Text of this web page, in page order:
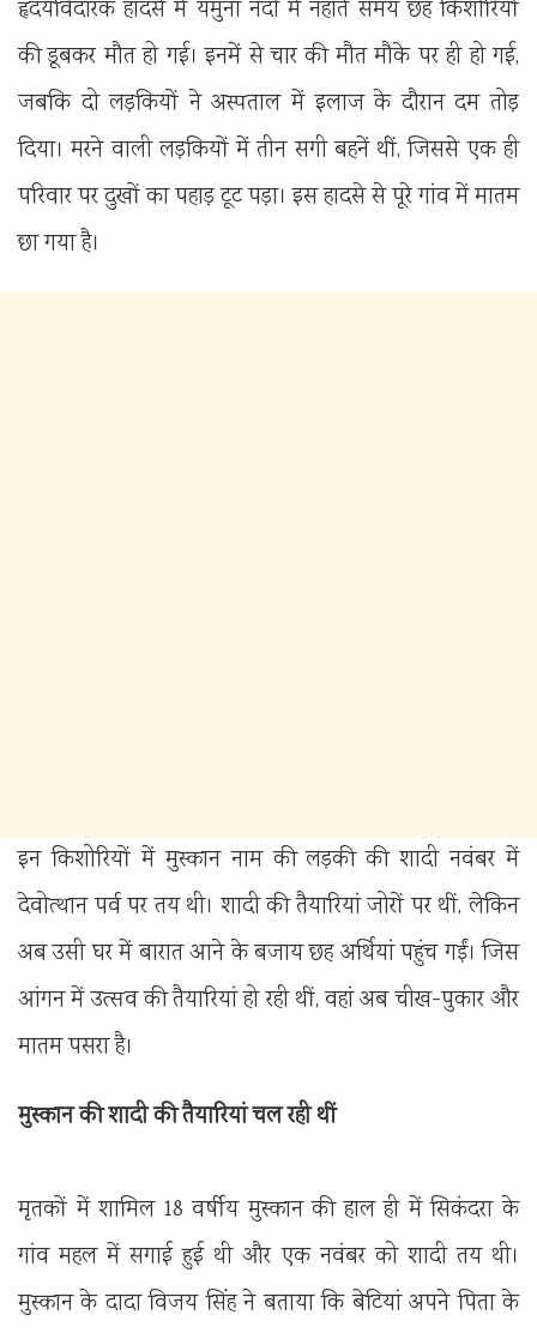
हृदयविदारक हादसे में यमुना नदी में नहाते समय छह किशोरियों
की डूबकर मौत हो गई। इनमें से चार की मौत मौके पर ही हो गई,
जबकि दो लड़कियों ने अस्पताल में इलाज के दौरान दम तोड़
दिया। मरने वाली लड़कियों में तीन सगी बहनें थीं, जिससे एक ही
परिवार पर दुखों का पहाड़ टूट पड़ा। इस हादसे से पूरे गांव में मातम
छा गया है।
इन किशोरियों में मुस्कान नाम की लड़की की शादी नवंबर में
देवोत्थान पर्व पर तय थी। शादी की तैयारियां जोरों पर थीं, लेकिन
अब उसी घर में बारात आने के बजाय छह अर्थियां पहुंच गईं। जिस
आंगन में उत्सव की तैयारियां हो रही थीं, वहां अब चीख-पुकार और
मातम पसरा है।
मुस्कान की शादी की तैयारियां चल रही थीं
मृतकों में शामिल 18 वर्षीय मुस्कान की हाल ही में सिकंदरा के
गांव महल में सगाई हुई थी और एक नवंबर को शादी तय थी।
मुस्कान के दादा विजय सिंह ने बताया कि बेटियां अपने पिता के